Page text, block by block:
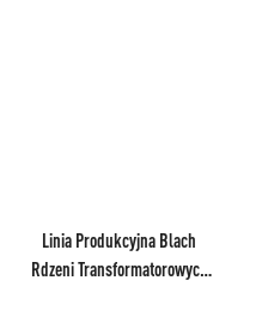
Linia Produkcyjna Blach
Rdzeni Transformatorowych